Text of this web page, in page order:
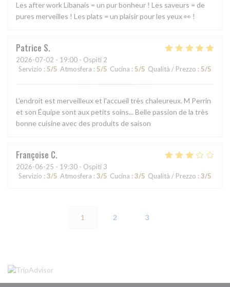
Les after work Libanais = un pur bonheur ! Les saveurs = de
pures merveilles ! Les plats = un plaisir pour les yeux 👀 !
Patrice S
2026-07-02 - 19:00 - Ospiti 2
Servizio : 5/5 Atmosfera : 5/5 Cucina : 5/5 Qualità / Prezzo : 5/5
L'endroit est merveilleux et l'accueil très chaleureux. M Perrin
et son Équipe sont aux petits soins... Belle passion de la très
bonne cuisine avec des produits de saison
Françoise C
2026-06-25 - 19:30 - Ospiti 3
Servizio : 3/5 Atmosfera : 3/5 Cucina : 3/5 Qualità / Prezzo : 3/5
1 2 3